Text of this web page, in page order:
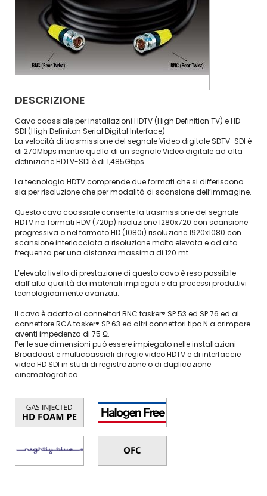
DESCRIZIONE
Cavo coassiale per installazioni HDTV (High Definition TV) e HD
SDI (High Definiton Serial Digital Interface)
La velocità di trasmissione del segnale Video digitale SDTV-SDI è
di 270Mbps mentre quella di un segnale Video digitale ad alta
definizione HDTV-SDI è di 1,485Gbps.
La tecnologia HDTV comprende due formati che si differiscono
sia per risoluzione che per modalità di scansione dell’immagine.
Questo cavo coassiale consente la trasmissione del segnale
HDTV nei formati HDV (720p) risoluzione 1280x720 con scansione
progressiva o nel formato HD (1080i) risoluzione 1920x1080 con
scansione interlacciata a risoluzione molto elevata e ad alta
frequenza per una distanza massima di 120 mt.
L’elevato livello di prestazione di questo cavo è reso possibile
dall’alta qualità dei materiali impiegati e da processi produttivi
tecnologicamente avanzati.
Il cavo è adatto ai connettori BNC tasker® SP 53 ed SP 76 ed al
connettore RCA tasker® SP 63 ed altri connettori tipo N a crimpare
aventi impedenza di 75 Ω.
Per le sue dimensioni può essere impiegato nelle installazioni
Broadcast e multicoassiali di regie video HDTV e di interfaccie
video HD SDI in studi di registrazione o di duplicazione
cinematografica.